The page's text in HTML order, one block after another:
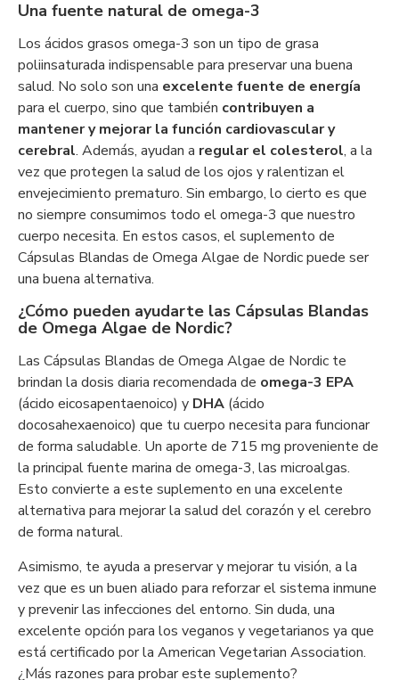
Una fuente natural de omega-3
Los ácidos grasos omega-3 son un tipo de grasa
poliinsaturada indispensable para preservar una buena
salud. No solo son una excelente fuente de energía
para el cuerpo, sino que también contribuyen a
mantener y mejorar la función cardiovascular y
cerebral. Además, ayudan a regular el colesterol, a la
vez que protegen la salud de los ojos y ralentizan el
envejecimiento prematuro. Sin embargo, lo cierto es que
no siempre consumimos todo el omega-3 que nuestro
cuerpo necesita. En estos casos, el suplemento de
Cápsulas Blandas de Omega Algae de Nordic puede ser
una buena alternativa.
¿Cómo pueden ayudarte las Cápsulas Blandas
de Omega Algae de Nordic?
Las Cápsulas Blandas de Omega Algae de Nordic te
brindan la dosis diaria recomendada de omega-3 EPA
(ácido eicosapentaenoico) y DHA (ácido
docosahexaenoico) que tu cuerpo necesita para funcionar
de forma saludable. Un aporte de 715 mg proveniente de
la principal fuente marina de omega-3, las microalgas.
Esto convierte a este suplemento en una excelente
alternativa para mejorar la salud del corazón y el cerebro
de forma natural.
Asimismo, te ayuda a preservar y mejorar tu visión, a la
vez que es un buen aliado para reforzar el sistema inmune
y prevenir las infecciones del entorno. Sin duda, una
excelente opción para los veganos y vegetarianos ya que
está certificado por la American Vegetarian Association.
¿Más razones para probar este suplemento?